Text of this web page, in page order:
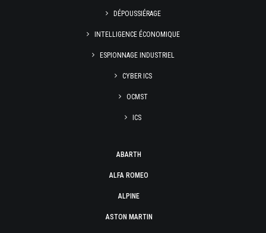
DÉPOUSSIÉRAGE
INTELLIGENCE ÉCONOMIQUE
ESPIONNAGE INDUSTRIEL
CYBER ICS
OCMST
ICS
ABARTH
ALFA ROMEO
ALPINE
ASTON MARTIN